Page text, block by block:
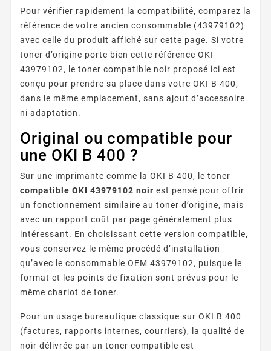
Pour vérifier rapidement la compatibilité, comparez la
référence de votre ancien consommable (43979102)
avec celle du produit affiché sur cette page. Si votre
toner d’origine porte bien cette référence OKI
43979102, le toner compatible noir proposé ici est
conçu pour prendre sa place dans votre OKI B 400,
dans le même emplacement, sans ajout d’accessoire
ni adaptation.
Original ou compatible pour
une OKI B 400 ?
Sur une imprimante comme la OKI B 400, le toner
compatible OKI 43979102 noir est pensé pour offrir
un fonctionnement similaire au toner d’origine, mais
avec un rapport coût par page généralement plus
intéressant. En choisissant cette version compatible,
vous conservez le même procédé d’installation
qu’avec le consommable OEM 43979102, puisque le
format et les points de fixation sont prévus pour le
même chariot de toner.
Pour un usage bureautique classique sur OKI B 400
(factures, rapports internes, courriers), la qualité de
noir délivrée par un toner compatible est